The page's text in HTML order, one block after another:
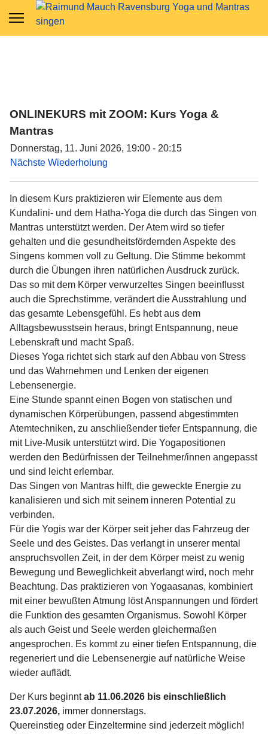
ONLINEKURS mit ZOOM: Kurs Yoga &
Mantras
Donnerstag, 11. Juni 2026, 19:00 - 20:15
Nächste Wiederholung
In diesem Kurs praktizieren wir Elemente aus dem
Kundalini- und dem Hatha-Yoga die durch das Singen von
Mantras unterstützt werden. Der Atem wird so tiefer
gehalten und die gesundheitsfördernden Aspekte des
Singens kommen voll zu Geltung. Die Stimme bekommt
durch die Übungen ihren natürlichen Ausdruck zurück.
Das so mit dem Körper verwurzeltes Singen beeinflusst
auch die Sprechstimme, verändert die Ausstrahlung und
das gesamte Lebensgefühl. Es hebt aus dem
Alltagsbewusstsein heraus, bringt Entspannung, neue
Lebenskraft und macht Spaß.
Dieses Yoga richtet sich stark auf den Abbau von Stress
und das Wahrnehmen und Lenken der eigenen
Lebensenergie.
Eine Stunde spannt einen Bogen von statischen und
dynamischen Körperübungen, passend abgestimmten
Atemtechniken, zu anschließender tiefer Entspannung, die
mit Live-Musik unterstützt wird. Die Yogapositionen
werden den Bedürfnissen der Teilnehmer/innen angepasst
und sind leicht erlernbar.
Das Singen von Mantras hilft, die geweckte Energie zu
kanalisieren und sich mit seinem inneren Potential zu
verbinden.
Für die Yogis war der Körper seit jeher das Fahrzeug der
Seele und des Geistes. Das verlangt in unserer mental
anspruchsvollen Zeit, in der dem Körper meist zu wenig
Bewegung und Beweglichkeit abverlangt wird, noch mehr
Beachtung. Das praktizieren von Yogaasanas, kombiniert
mit einer bewußten Atmung löst Anspannungen und fördert
die Funktion des gesamten Organismus. Sowohl Körper
als auch Geist und Seele werden gleichermaßen
angesprochen. Es kommt zu einer tiefen Entspannung, die
regeneriert und die Lebensenergie auf natürliche Weise
wieder auflädt.
Der Kurs beginntab 11.06.2026 bis einschließlich
23.07.2026, immer donnerstags.
Quereinstieg oder Einzeltermine sind jederzeit möglich!